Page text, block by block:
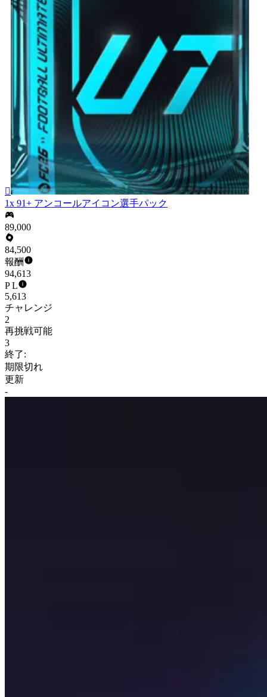

1x 91+ アンコールアイコン選手パック
89,000
84,500
報酬
94,613
P L
5,613
チャレンジ
2
再挑戦可能
3
終了:
期限切れ
更新
-